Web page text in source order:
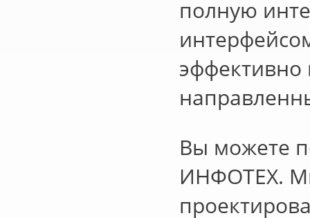
полную
Вы можете
ИНФОТЕХ.